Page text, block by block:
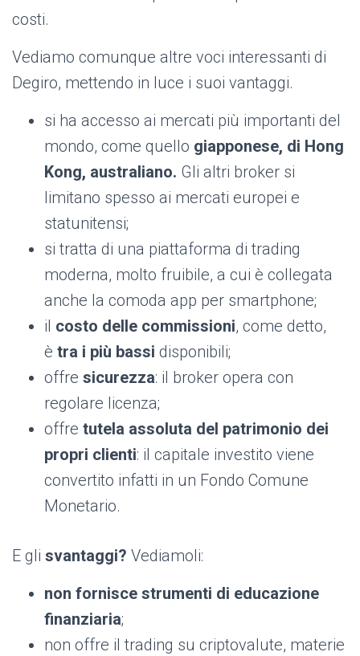
costi.
Vediamo comunque altre voci interessanti di
Degiro, mettendo in luce i suoi vantaggi.
si ha accesso ai mercati più importanti del
mondo, come quello giapponese, di Hong
Kong, australiano. Gli altri broker si
limitano spesso ai mercati europei e
statunitensi;
si tratta di una piattaforma di trading
moderna, molto fruibile, a cui è collegata
anche la comoda app per smartphone;
il costo delle commissioni, come detto,
è tra i più bassi disponibili;
offre sicurezza: il broker opera con
regolare licenza;
offre tutela assoluta del patrimonio dei
propri clienti: il capitale investito viene
convertito infatti in un Fondo Comune
Monetario.
E gli svantaggi? Vediamoli:
non fornisce strumenti di educazione
finanziaria;
non offre il trading su criptovalute, materie